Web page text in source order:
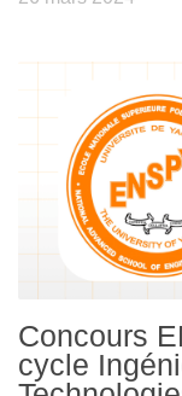
Concours
cycle